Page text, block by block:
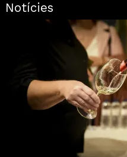
Notícies